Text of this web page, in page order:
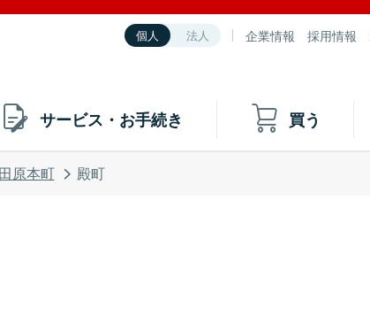
個人 法人 企業情報 採用情報
サービス・お手続き 買う
原本町 殿町